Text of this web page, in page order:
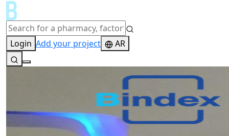
Login Add your project AR